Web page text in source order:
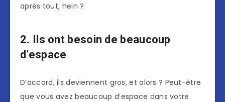
après tout, hein ?
2. Ils ont besoin de beaucoup
d’espace
D’accord, ils deviennent gros, et alors ? Peut-être
que vous avez beaucoup d’espace dans votre